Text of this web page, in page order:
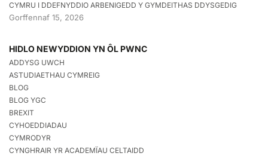
CYMRU I DDEFNYDDIO ARBENIGEDD Y GYMDEITHAS DDYSGEDIG
Gorffennaf 15, 2026
HIDLO NEWYDDION YN ÔL PWNC
ADDYSG UWCH
ASTUDIAETHAU CYMREIG
BLOG
BLOG YGC
BREXIT
CYHOEDDIADAU
CYMRODYR
CYNGHRAIR YR ACADEMÏAU CELTAIDD